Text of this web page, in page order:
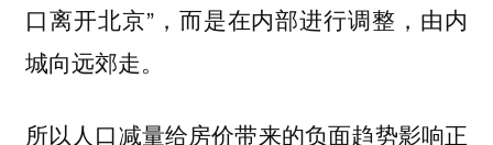
口离开北京”，而是在内部进行调整，由内
城向远郊走。
所以人口减量给房价带来的负面趋势影响正